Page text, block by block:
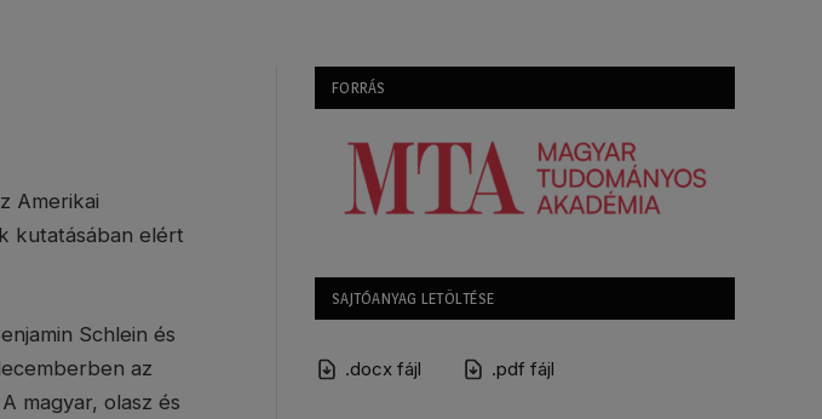
Amerikai
kutatásában elért
Schlein és
az
magyar, olasz és
FORRÁS
SAJTÓANYAG LETÖLTÉSE
.docx fájl .pdf fájl